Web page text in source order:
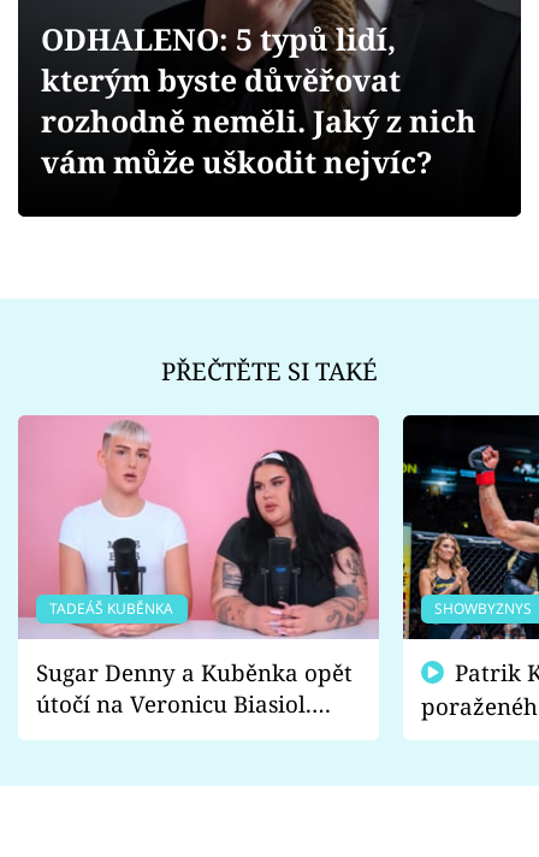
Videa
Sledujte prima+
ODHALENO: 5 typů lidí,
kterým byste důvěřovat
rozhodně neměli. Jaký z nich
vám může uškodit nejvíc?
PŘEČTĚTE SI TAKÉ
TADEÁŠ KUBĚNKA
Sugar Denny a Kuběnka opět
útočí na Veronicu Biasiol.
Proč je podle nich falešná a
SHOWBYZNYS
fanoušci